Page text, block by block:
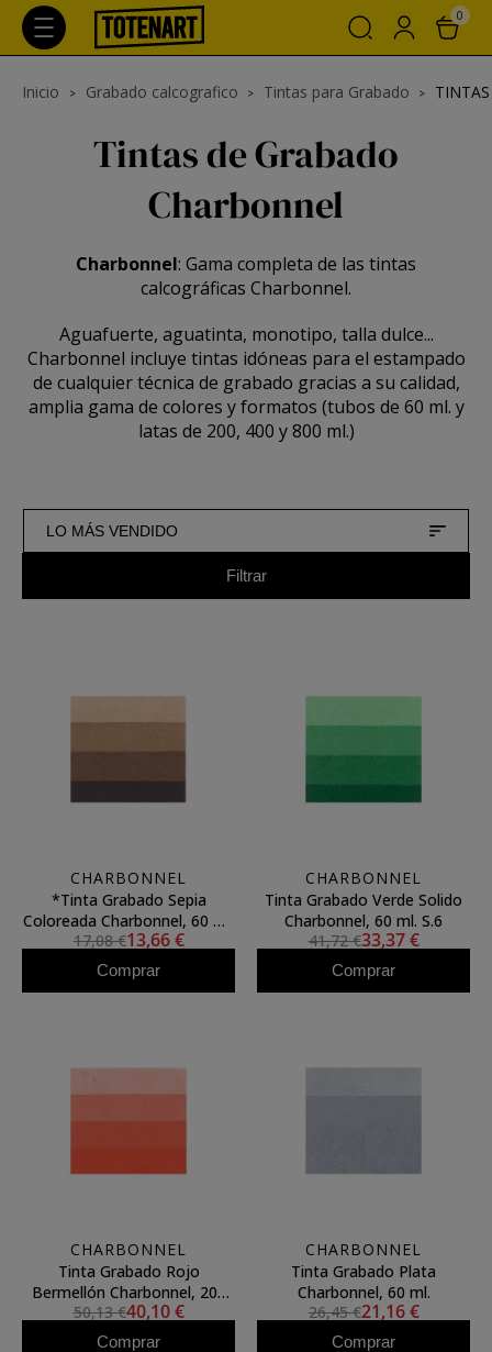
0
Inicio Grabado calcografico Tintas para Grabado
Tintas de Grabado
Charbonnel
Charbonnel: Gama completa de las tintas
calcográficas Charbonnel.
Aguafuerte, aguatinta, monotipo, talla dulce...
Charbonnel incluye tintas idóneas para el estampado
de cualquier técnica de grabado gracias a su calidad,
amplia gama de colores y formatos (tubos de 60 ml. y
latas de 200, 400 y 800 ml.)
LO MÁS VENDIDO
Filtrar
CHARBONNEL
*Tinta Grabado Sepia
Coloreada Charbonnel, 60 ml.
S.2
17,08 €13,66 €
Comprar
CHARBONNEL
Tinta Grabado Verde Solido
Charbonnel, 60 ml. S.6
41,72 €33,37 €
Comprar
CHARBONNEL
Tinta Grabado Rojo
Bermellón Charbonnel, 200
ml.
50,13 €40,10 €
Comprar
CHARBONNEL
Tinta Grabado Plata
Charbonnel, 60 ml.
26,45 €21,16 €
Comprar